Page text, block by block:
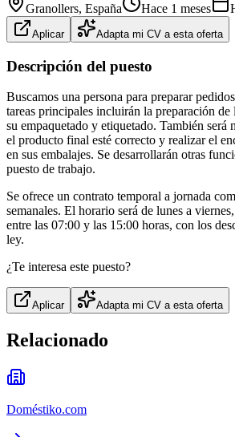
Granollers, España Hace 1 meses
Aplicar Adapta mi CV a esta oferta
Descripción del puesto
Buscamos una persona para preparar
tareas principales incluirán la preparación
su empaquetado y etiquetado. También será
el producto final esté correcto y realizar el
en sus embalajes. Se desarrollarán otras
puesto de trabajo.
Se ofrece un contrato temporal a jornada
semanales. El horario será de lunes a
entre las 07:00 y las 15:00 horas, con los
ley.
¿Te interesa este puesto?
Aplicar Adapta mi CV a esta oferta
Relacionado
Doméstiko.com